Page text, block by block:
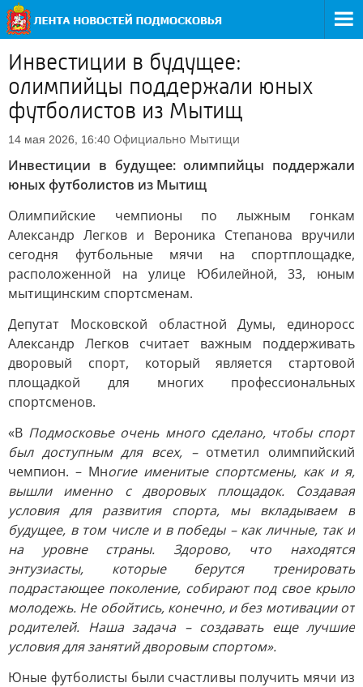
Инвестиции в будущее:
олимпийцы поддержали юных
футболистов из Мытищ
14 мая 2026, 16:40 Официально Мытищи
Инвестиции в будущее: олимпийцы поддержали
юных футболистов из Мытищ
Олимпийские чемпионы по лыжным гонкам
Александр Легков и Вероника Степанова вручили
сегодня футбольные мячи на спортплощадке,
расположенной на улице Юбилейной, 33, юным
мытищинским спортсменам.
Депутат Московской областной Думы, единоросс
Александр Легков считает важным поддерживать
дворовый спорт, который является стартовой
площадкой для многих профессиональных
спортсменов.
«В Подмосковье очень много сделано, чтобы спорт
был доступным для всех, –отметил олимпийский
чемпион. – Многие именитые спортсмены, как и я,
вышли именно с дворовых площадок. Создавая
условия для развития спорта, мы вкладываем в
будущее, в том числе и в победы – как личные, так и
на уровне страны. Здорово, что находятся
энтузиасты, которые берутся тренировать
подрастающее поколение, собирают под свое крыло
молодежь. Не обойтись, конечно, и без мотивации от
родителей. Наша задача – создавать еще лучшие
условия для занятий дворовым спортом».
Юные футболисты были счастливы получить мячи из